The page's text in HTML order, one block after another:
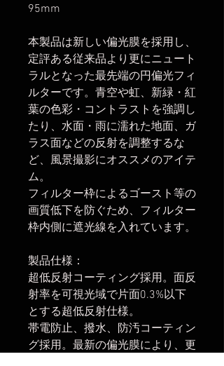
95mm
本製品は新しい偏光膜を採用し、
定評ある従来品より更にニュート
ラルとなった最先端の円偏光フィ
ルターです。青空や虹、新緑・紅
葉の色彩・コントラストを強調し
たり、水面・雨に濡れた地面、ガ
ラス面などの反射を調整するな
ど、風景撮影にオススメのアイテ
ム。
フィルター枠によるゴースト等の
画質低下を防ぐため、フィルター
枠内側に遮光線を入れています。
製品仕様：
超低反射コーティング採用。面反
射率を可視光域で片面0.3%以下
とする超低反射仕様。
帯電防止、撥水、防汚コーティン
グ採用。最新の偏光膜により、更